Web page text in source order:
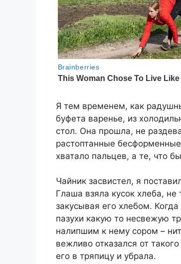
Я тем временем, как
буфета варенье, из
стол. Она прошла, не
растоптанные
хватало пальцев, а те, что
Чайник засвистел, я
Глаша взяла кусок хлеба,
закусывая его хлебом.
пазухи какую то несвежую
налипшим к нему сором –
вежливо отказался от
его в тряпицу и убрала.